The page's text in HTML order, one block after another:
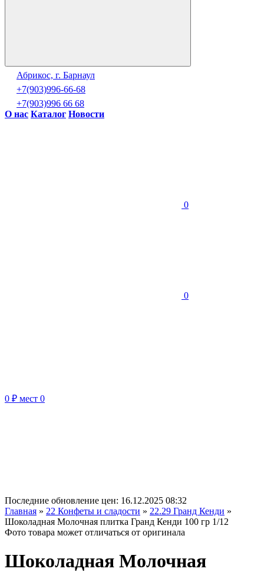
Абрикос, г. Барнаул
+7(903)996-66-68
+7(903)996 66 68
О нас Каталог Новости
0
0
0 ₽ мест 0
Последние обновление цен: 16.12.2025 08:32
Главная » 22 Конфеты и сладости » 22.29 Гранд Кенди »
Шоколадная Молочная плитка Гранд Кенди 100 гр 1/12
Фото товара может отличаться от оригинала
Шоколадная Молочная